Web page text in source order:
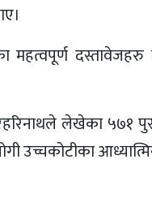
दस्तावेजहरु
लेखेका ५७१
उच्चकोटीका